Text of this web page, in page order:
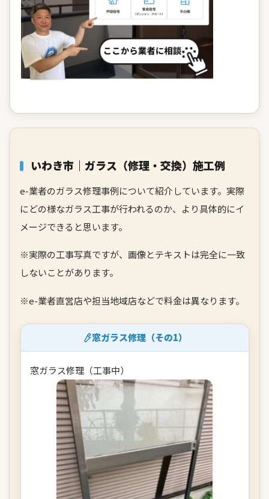
いわき市｜ガラス（修理・交換）施工例
e-業者のガラス修理事例について紹介しています。実際
にどの様なガラス工事が行われるのか、より具体的にイ
メージできると思います。
※実際の工事写真ですが、画像とテキストは完全に一致
しないことがあります。
※e-業者直営店や担当地域店などで料金は異なります。
窓ガラス修理（その1）
窓ガラス修理（工事中）